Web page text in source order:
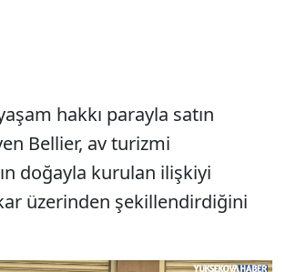
hakkı parayla satın
Bellier, av turizmi
doğayla kurulan ilişkiyi
üzerinden şekillendirdiğini